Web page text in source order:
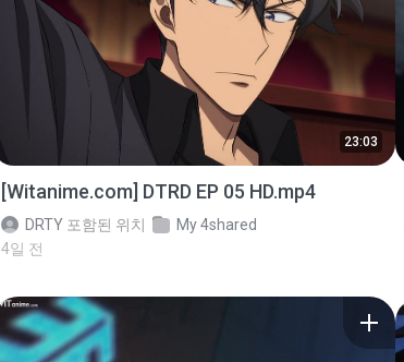
23:03
[Witanime.com] DTRD EP 05 HD.mp4
DRTY 포함된 위치
My 4shared
4일 전